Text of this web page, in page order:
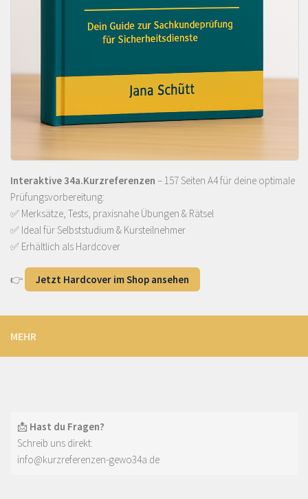
Interaktive 34a.Kurzreferenzen – 157 Seiten A4 für deine optimale
Prüfungsvorbereitung:
✅ Merksätze, Tests, praxisnahe Übungen & Rätsel
✅ Ideal für Selbststudium & Kursteilnehmer
✅ Erhältlich als Hardcover
👉 Jetzt Hardcover im Shop ansehen
MEHR
📩 Hast du Fragen?
Schreib uns direkt:
info@kurzreferenzen-gewo34a.de